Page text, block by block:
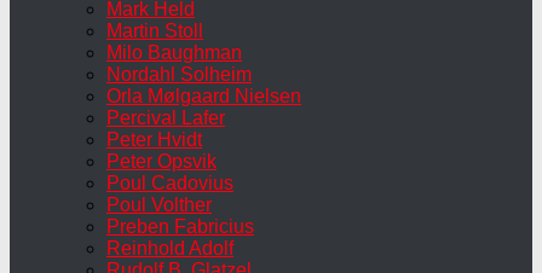
Mark Held
Martin Stoll
Milo Baughman
Nordahl Solheim
Orla Mølgaard Nielsen
Percival Lafer
Peter Hvidt
Peter Opsvik
Poul Cadovius
Poul Volther
Preben Fabricius
Reinhold Adolf